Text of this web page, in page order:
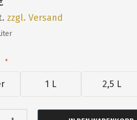
zzgl. Versand
1 L 2,5 L